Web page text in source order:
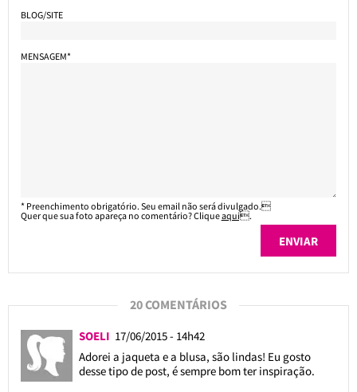
BLOG/SITE
MENSAGEM*
* Preenchimento obrigatório. Seu email não será divulgado.
Quer que sua foto apareça no comentário? Cliqueaqui.
20 COMENTÁRIOS
SOELI 17/06/2015 - 14h42
Adorei a jaqueta e a blusa, são lindas! Eu gosto
desse tipo de post, é sempre bom ter inspiração.